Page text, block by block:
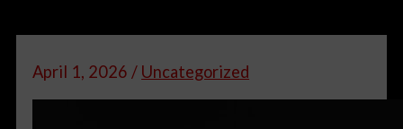
April 1, 2026 / Uncategorized